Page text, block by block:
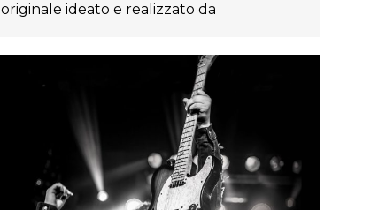
originale ideato e realizzato da